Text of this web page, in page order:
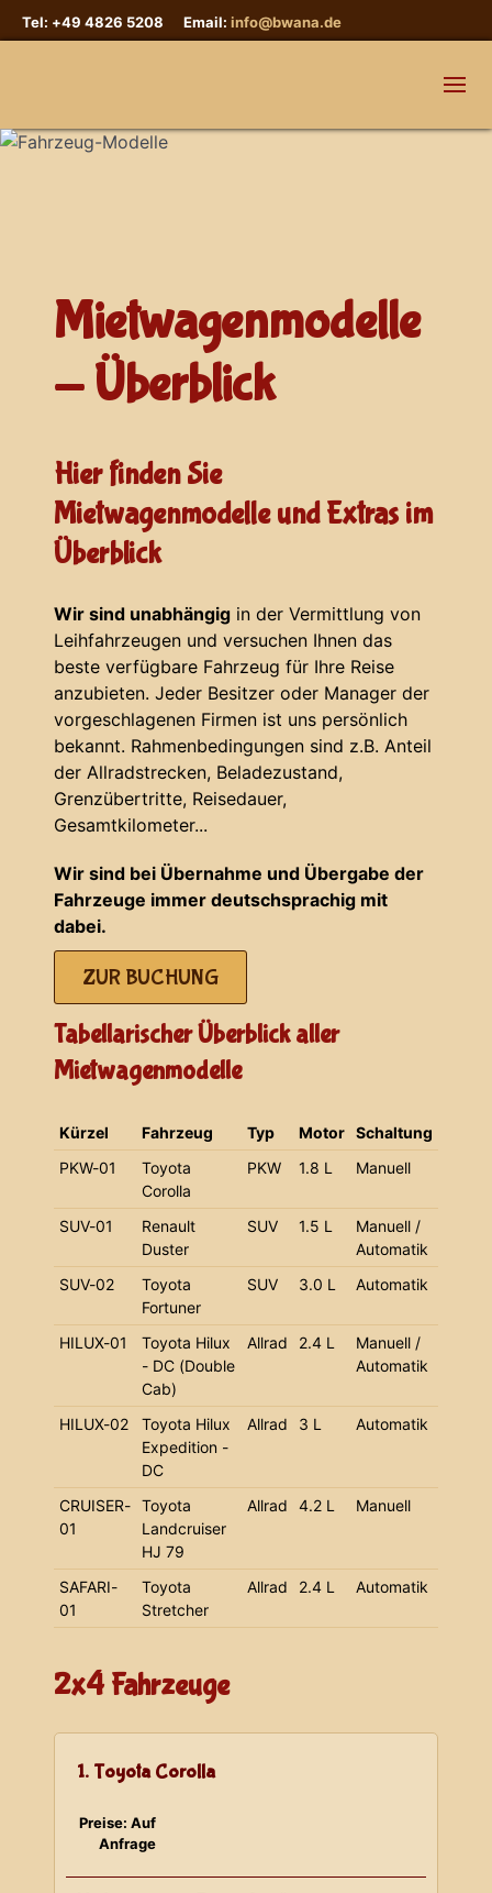
Tel: +49 4826 5208 Email: info@bwana.de
Mietwagenmodelle
- Überblick
Hier finden Sie
Mietwagenmodelle und Extras im
Überblick
Wir sind unabhängig in der Vermittlung von
Leihfahrzeugen und versuchen Ihnen das
beste verfügbare Fahrzeug für Ihre Reise
anzubieten. Jeder Besitzer oder Manager der
vorgeschlagenen Firmen ist uns persönlich
bekannt. Rahmenbedingungen sind z.B. Anteil
der Allradstrecken, Beladezustand,
Grenzübertritte, Reisedauer,
Gesamtkilometer...
Wir sind bei Übernahme und Übergabe der
Fahrzeuge immer deutschsprachig mit
dabei.
ZUR BUCHUNG
Tabellarischer Überblick aller
Mietwagenmodelle
Kürzel Fahrzeug Typ Motor Schaltung
PKW-01
Toyota
Corolla
PKW 1.8 L Manuell
SUV-01
Renault
Duster
SUV 1.5 L
Manuell /
Automatik
SUV-02
Toyota
Fortuner
SUV 3.0 L Automatik
HILUX-01
Toyota Hilux
- DC (Double
Cab)
Allrad 2.4 L
Manuell /
Automatik
HILUX-02
Toyota Hilux
Expedition -
DC
Allrad 3 L Automatik
CRUISER-
01
Toyota
Landcruiser
HJ 79
Allrad 4.2 L Manuell
SAFARI-
01
Toyota
Stretcher
Allrad 2.4 L Automatik
2x4 Fahrzeuge
1. Toyota Corolla
Preise: Auf
Anfrage